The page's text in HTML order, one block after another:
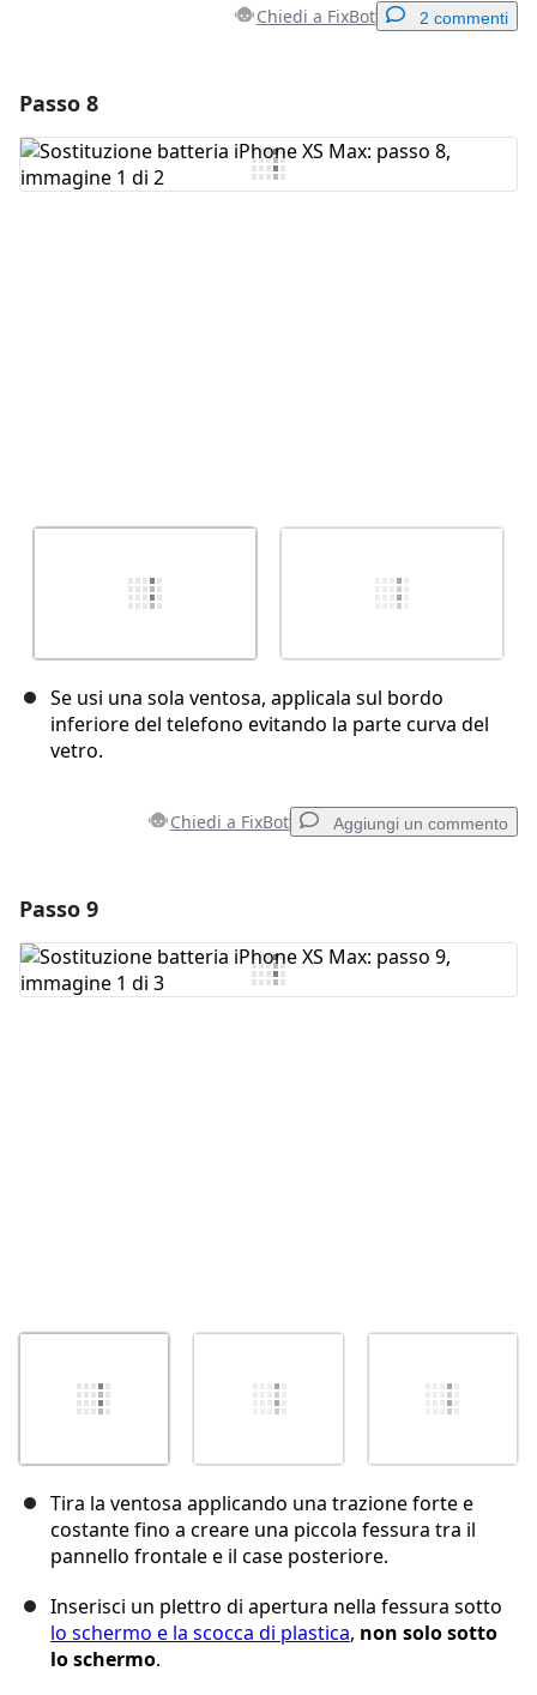
Chiedi a FixBot 2 commenti
Aggiungi Commento
Passo 8
Se usi una sola ventosa, applicala sul bordo
inferiore del telefono evitando la parte curva del
vetro.
Chiedi a FixBot Aggiungi un commento
Aggiungi Commento
Passo 9
Tira la ventosa applicando una trazione forte e
costante fino a creare una piccola fessura tra il
pannello frontale e il case posteriore.
Inserisci un plettro di apertura nella fessura sotto
lo schermo e la scocca di plastica, non solo sotto
lo schermo.